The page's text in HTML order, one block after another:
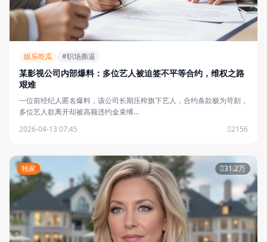
娱乐吃瓜 #职场撕逼
某影视公司内部爆料：多位艺人被迫签不平等合约，维权之路
艰难
一位前经纪人匿名爆料，该公司长期压榨旗下艺人，合约条款极为苛刻，
多位艺人欲离开却被高额违约金束缚...
2026-04-13 07:45
2156
独家 31.2万